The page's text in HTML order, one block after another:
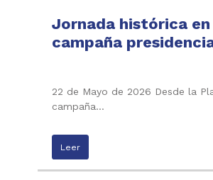
Jornada histórica
campaña
22 de Mayo de 2026 Desde la
campaña…
Leer